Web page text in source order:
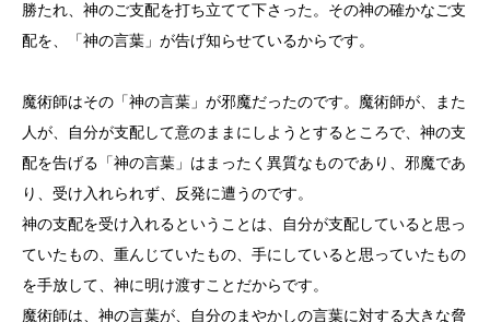
勝たれ、神のご支配を打ち立てて下さった。その神の確かなご支
配を、「神の言葉」が告げ知らせているからです。
魔術師はその「神の言葉」が邪魔だったのです。魔術師が、また
人が、自分が支配して意のままにしようとするところで、神の支
配を告げる「神の言葉」はまったく異質なものであり、邪魔であ
り、受け入れられず、反発に遭うのです。
神の支配を受け入れるということは、自分が支配していると思っ
ていたもの、重んじていたもの、手にしていると思っていたもの
を手放して、神に明け渡すことだからです。
魔術師は、神の言葉が、自分のまやかしの言葉に対する大きな脅